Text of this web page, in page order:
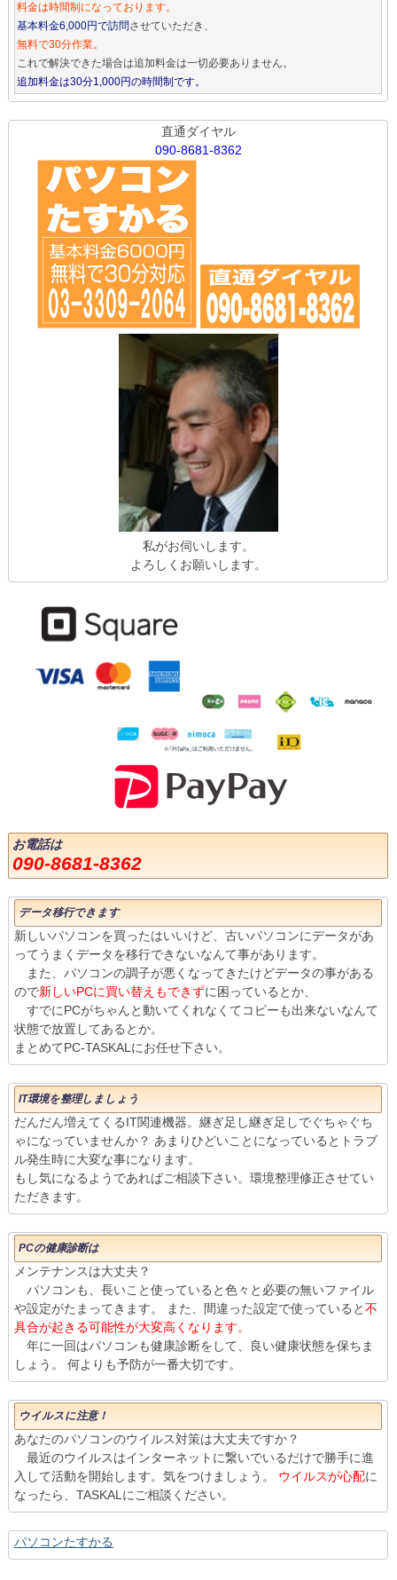
料金は時間制になっております。
基本料金6,000円で訪問させていただき、
無料で30分作業。
これで解決できた場合は追加料金は一切必要ありません。
追加料金は30分1,000円の時間制です。
直通ダイヤル
090-8681-8362
私がお伺いします。
よろしくお願いします。
お電話は
090-8681-8362
データ移行できます
新しいパソコンを買ったはいいけど、古いパソコンにデータがあ
ってうまくデータを移行できないなんて事があります。
また、パソコンの調子が悪くなってきたけどデータの事がある
ので新しいPCに買い替えもできずに困っているとか、
すでにPCがちゃんと動いてくれなくてコピーも出来ないなんて
状態で放置してあるとか。
まとめてPC-TASKALにお任せ下さい。
IT環境を整理しましょう
だんだん増えてくるIT関連機器。継ぎ足し継ぎ足しでぐちゃぐち
ゃになっていませんか？ あまりひどいことになっているとトラブ
ル発生時に大変な事になります。
もし気になるようであればご相談下さい。環境整理修正させてい
ただきます。
PCの健康診断は
メンテナンスは大丈夫？
パソコンも、長いこと使っていると色々と必要の無いファイル
や設定がたまってきます。 また、間違った設定で使っていると不
具合が起きる可能性が大変高くなります。
年に一回はパソコンも健康診断をして、良い健康状態を保ちま
しょう。 何よりも予防が一番大切です。
ウイルスに注意！
あなたのパソコンのウイルス対策は大丈夫ですか？
最近のウイルスはインターネットに繋いでいるだけで勝手に進
入して活動を開始します。気をつけましょう。 ウイルスが心配に
なったら、TASKALにご相談ください。
パソコンたすかる